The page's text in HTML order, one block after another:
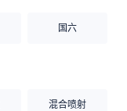
国六
混合喷射